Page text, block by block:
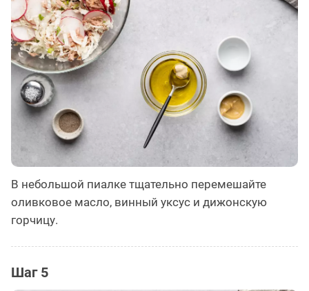
В небольшой пиалке тщательно перемешайте
оливковое масло, винный уксус и дижонскую
горчицу.
Шаг 5